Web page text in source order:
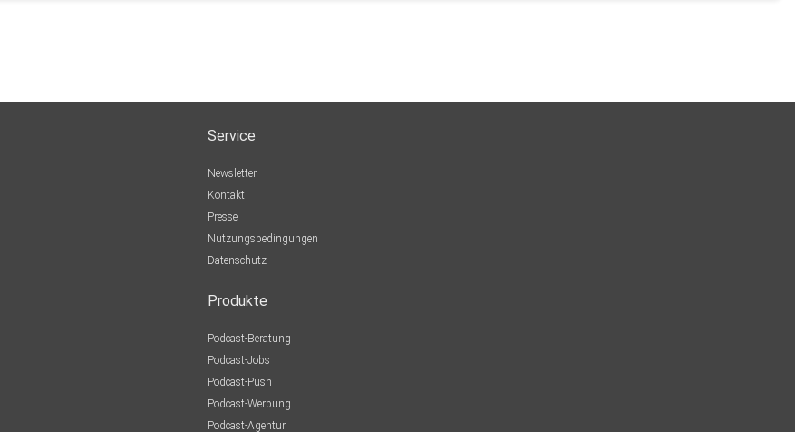
Service
Newsletter
Kontakt
Presse
Nutzungsbedingungen
Datenschutz
Produkte
Podcast-Beratung
Podcast-Jobs
Podcast-Push
Podcast-Werbung
Podcast-Agentur